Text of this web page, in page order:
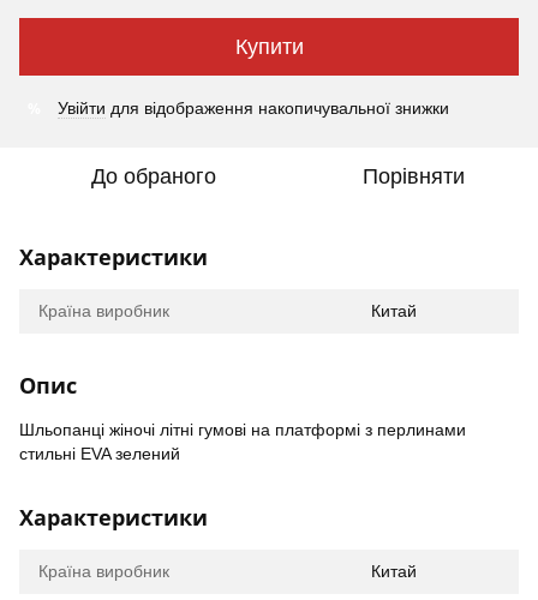
Купити
Увійти для відображення накопичувальної знижки
До обраного Порівняти
Характеристики
Країна виробник Китай
Опис
Шльопанці жіночі літні гумові на платформі з перлинами
стильні EVA зелений
Характеристики
Країна виробник Китай